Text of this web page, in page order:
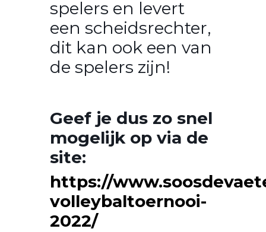
spelers en levert
een scheidsrechter,
dit kan ook een van
de spelers zijn!
Geef je dus zo snel
mogelijk op via de
site:
https://
volleybaltoernooi-
2022/